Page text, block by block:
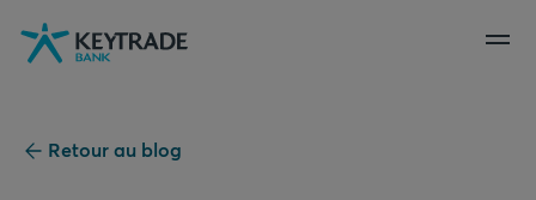
Aller
Aller
Aller
au
Retour au blog